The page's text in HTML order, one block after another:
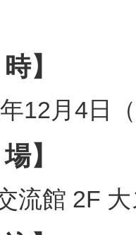
】
12月4日
】
流館 2F